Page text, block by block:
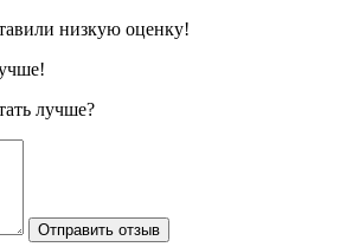
низкую оценку!
лучше?
Отправить отзыв